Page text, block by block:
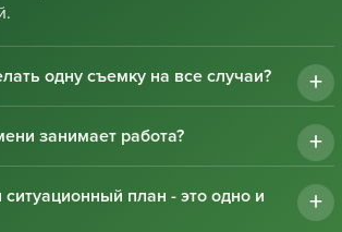
одну съемку на все случаи?
занимает работа?
план - это одно и